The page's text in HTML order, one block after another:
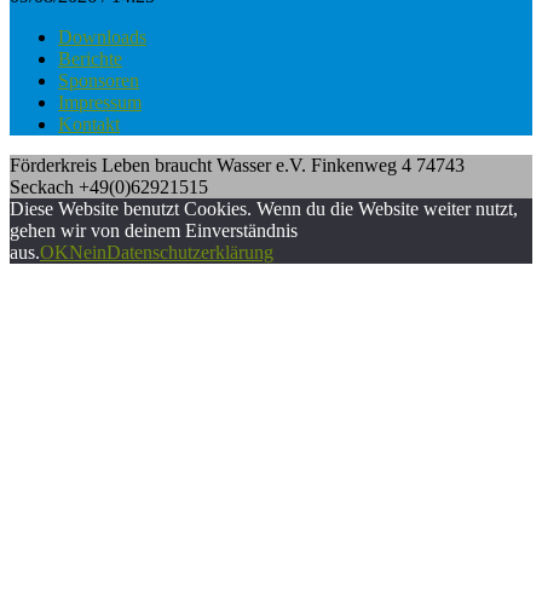
Downloads
Berichte
Sponsoren
Impressum
Kontakt
Förderkreis Leben braucht Wasser e.V. Finkenweg 4 74743
Seckach +49(0)62921515
Diese Website benutzt Cookies. Wenn du die Website weiter nutzt,
gehen wir von deinem Einverständnis
aus.OKNeinDatenschutzerklärung